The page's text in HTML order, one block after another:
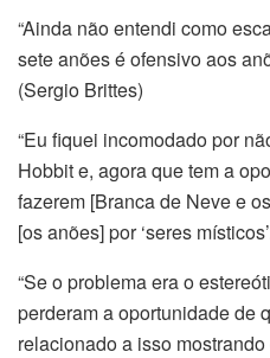
“Ainda não entendi como
sete anões é ofensivo aos
(Sergio Brittes)
“Eu fiquei incomodado por
Hobbit e, agora que tem a
fazerem [Branca de Neve e
[os anões] por ‘seres
“Se o problema era o
perderam a oportunidade de
relacionado a isso